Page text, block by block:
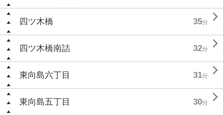
四ツ木橋 35分 
四ツ木橋南詰 32分 
東向島六丁目 31分 
東向島五丁目 30分 